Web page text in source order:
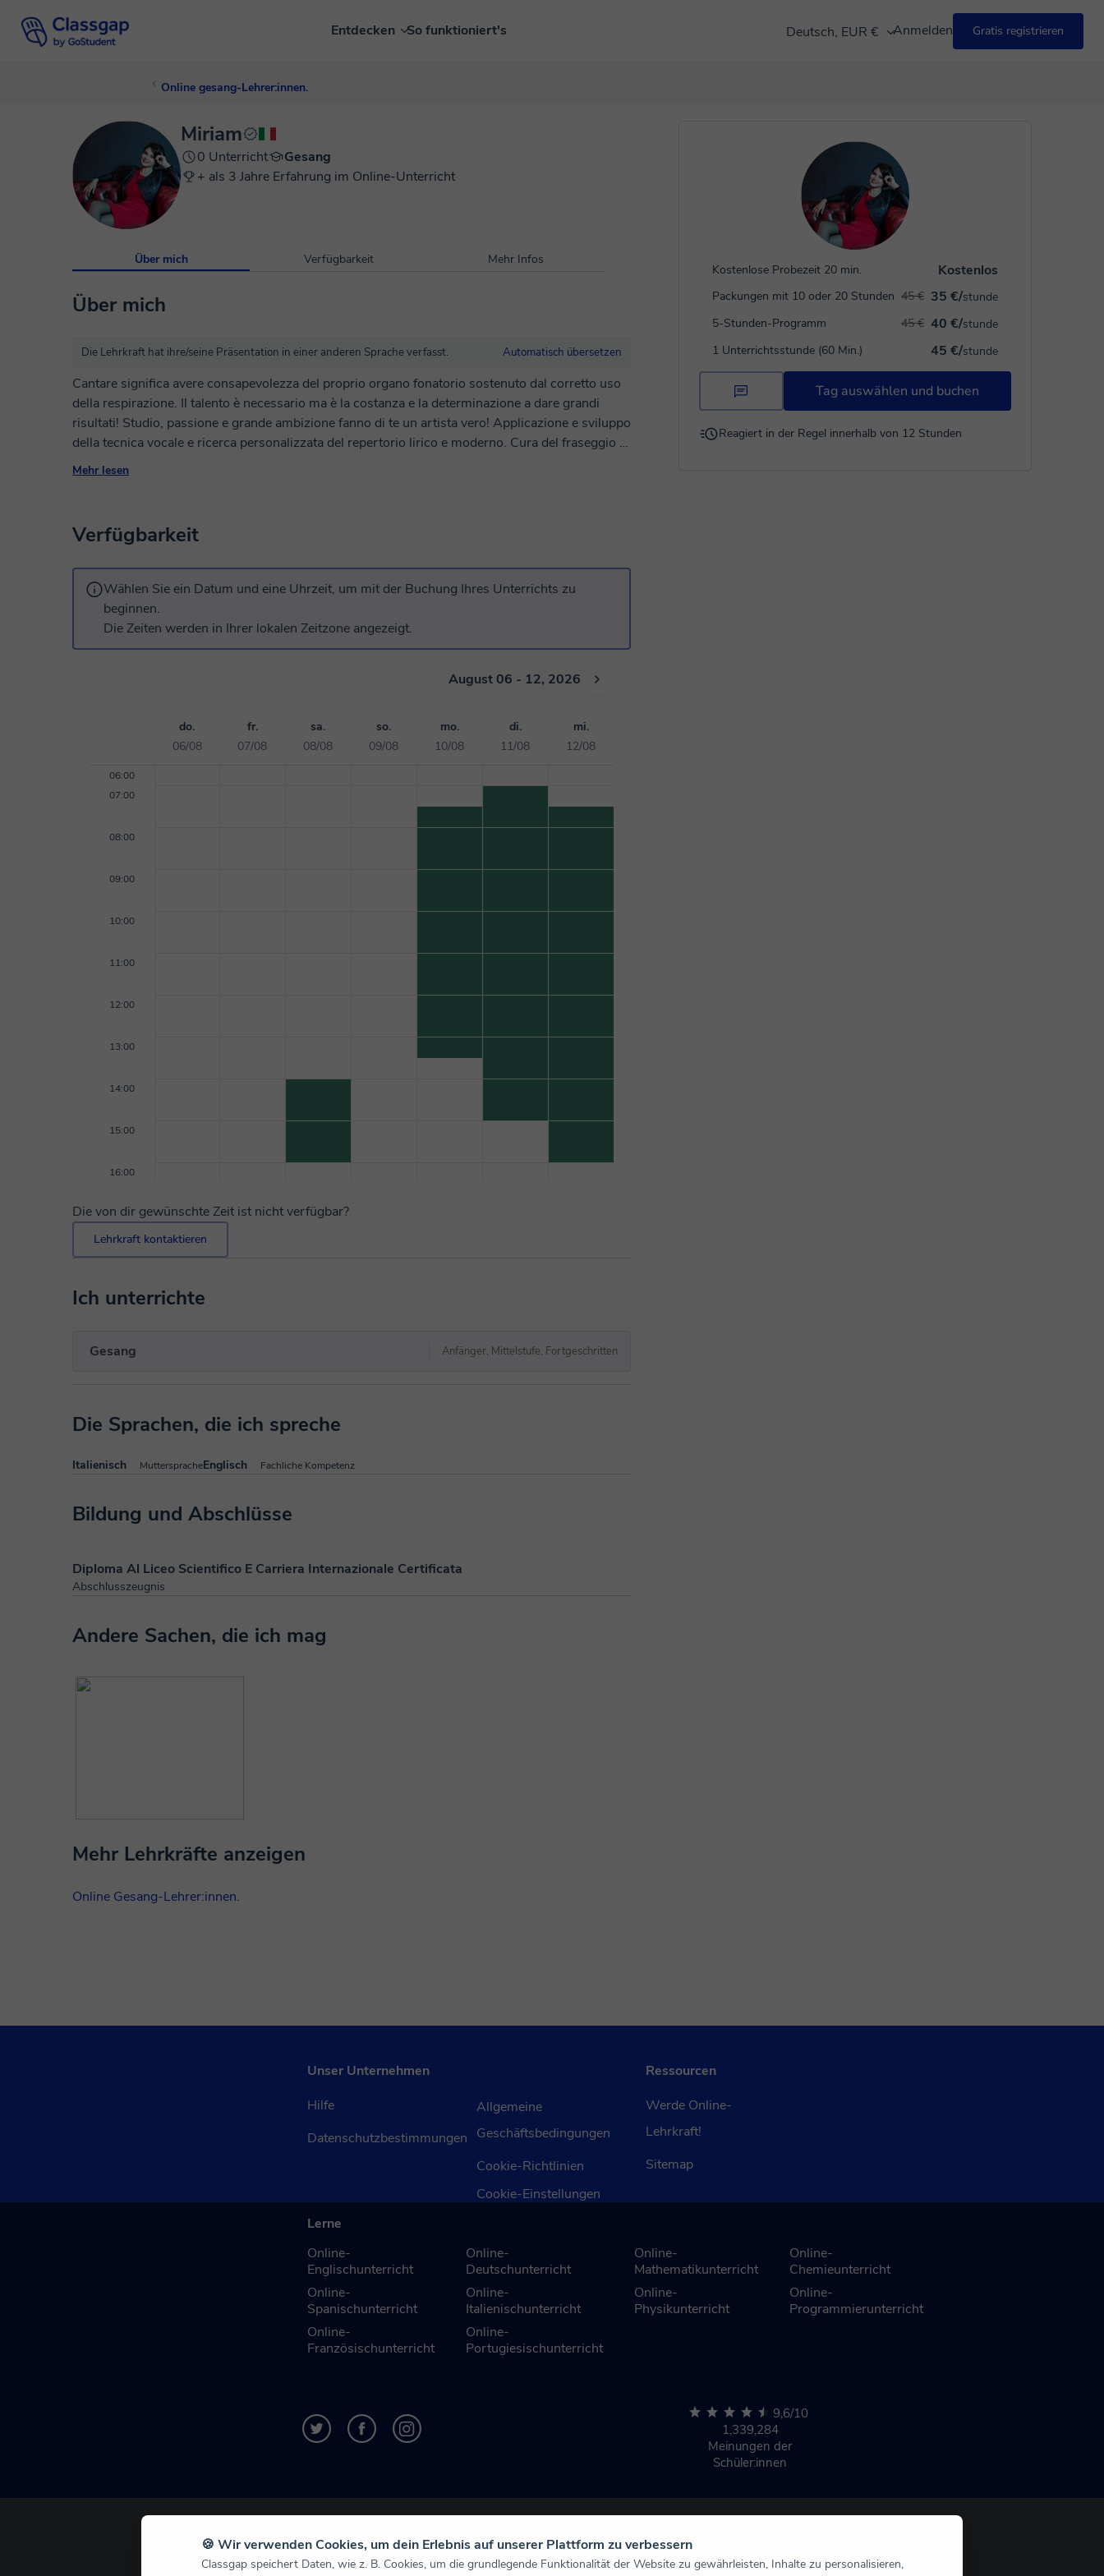
Entdecken So funktioniert's Deutsch, EUR € Anmelden Gratis registrieren
Online gesang-Lehrer:innen.
Kostenlose Probezeit 20 min. Kostenlos
Packungen mit 10 oder 20 Stunden 35 €/stunde
45 €
5-Stunden-Programm
40 €/stunde
45 €
1 Unterrichtsstunde (60 Min.)
45 €/stunde
Tag auswählen und buchen
Reagiert in der Regel innerhalb von 12 Stunden
Miriam
0 Unterricht
Gesang
+ als 3 Jahre Erfahrung im Online-Unterricht
Über mich Verfügbarkeit Mehr Infos
Über mich
Die Lehrkraft hat ihre/seine Präsentation in einer anderen Sprache verfasst. Automatisch übersetzen
Cantare significa avere consapevolezza del proprio organo fonatorio sostenuto dal corretto uso
della respirazione. Il talento è necessario ma è la costanza e la determinazione a dare grandi
risultati! Studio, passione e grande ambizione fanno di te un artista vero! Applicazione e sviluppo
della tecnica vocale e ricerca personalizzata del repertorio lirico e moderno. Cura del fraseggio e
dei recitativi per il repertorio dal Barocco al Settecento. Valutazione periodica dei progressi
Mehr lesen
Verfügbarkeit
Wählen Sie ein Datum und eine Uhrzeit, um mit der Buchung Ihres Unterrichts zu
beginnen.
Die Zeiten werden in Ihrer lokalen Zeitzone angezeigt.
August 06 - 12, 2026
do.
06/08
fr.
07/08
sa.
08/08
so.
09/08
mo.
10/08
di.
11/08
mi.
12/08
06:00
07:00
08:00
09:00
10:00
11:00
12:00
13:00
14:00
15:00
16:00
Die von dir gewünschte Zeit ist nicht verfügbar?
Lehrkraft kontaktieren
Ich unterrichte
Gesang Anfänger, Mittelstufe, Fortgeschritten
Die Sprachen, die ich spreche
Italienisch MutterspracheEnglisch Fachliche Kompetenz
Bildung und Abschlüsse
Diploma Al Liceo Scientifico E Carriera Internazionale Certificata
Abschlusszeugnis
Andere Sachen, die ich mag
Mehr Lehrkräfte anzeigen
Online Gesang-Lehrer:innen.
Unser Unternehmen
Hilfe
Datenschutzbestimmungen
Allgemeine
Geschäftsbedingungen
Cookie-Richtlinien
Cookie-Einstellungen
Ressourcen
Werde Online-
Lehrkraft!
Sitemap
Lerne
Online-
Englischunterricht
Online-
Spanischunterricht
Online-
Französischunterricht
Online-
Deutschunterricht
Online-
Italienischunterricht
Online-
Portugiesischunterricht
Online-
Mathematikunterricht
Online-
Physikunterricht
Online-
Chemieunterricht
Online-
Programmierunterricht
9,6/10
1,339,284
Meinungen der
Schüler:innen
🍪 Wir verwenden Cookies, um dein Erlebnis auf unserer Plattform zu verbessern
Classgap speichert Daten, wie z. B. Cookies, um die grundlegende Funktionalität der Website zu gewährleisten, Inhalte zu personalisieren,